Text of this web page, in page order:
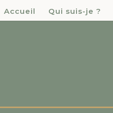
Accueil Qui suis-je ?